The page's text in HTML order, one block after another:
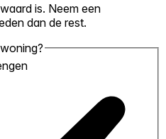
is. Neem een
dan de rest.